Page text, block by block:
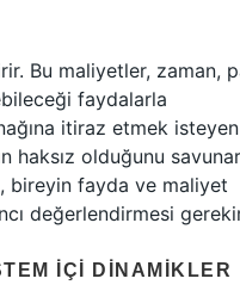
Bu maliyetler, zaman,
faydalarla
itiraz etmek
haksız olduğunu
bireyin fayda ve maliyet
değerlendirmesi
İÇI DINAMIKLER